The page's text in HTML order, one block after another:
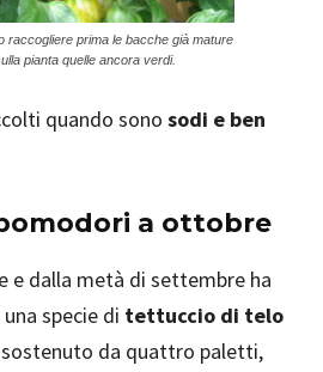
raccogliere prima le bacche già mature
pianta quelle ancora verdi.
quando sono sodi e ben
a ottobre
e dalla metà di settembre ha
specie di tettuccio di telo
sostenuto da quattro paletti,